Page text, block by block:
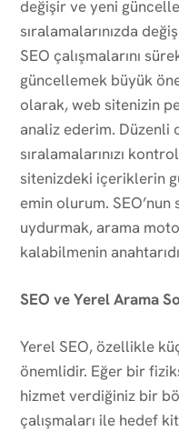
değişir ve yeni
sıralamalarınızda
SEO çalışmalarını
güncellemek büyük
olarak, web sitenizin
analiz ederim.
sıralamalarınızı
sitenizdeki içeriklerin
emin olurum.
uydurmak, arama
kalabilmenin
SEO ve Yerel Arama
Yerel SEO, özellikle
önemlidir. Eğer bir
hizmet verdiğiniz bir
çalışmaları ile hedef